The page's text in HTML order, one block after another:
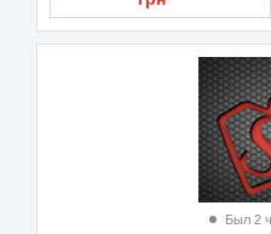
Был 2